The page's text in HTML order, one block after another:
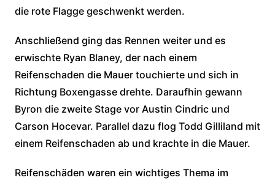
die rote Flagge geschwenkt werden.
Anschließend ging das Rennen weiter und es
erwischte Ryan Blaney, der nach einem
Reifenschaden die Mauer touchierte und sich in
Richtung Boxengasse drehte. Daraufhin gewann
Byron die zweite Stage vor Austin Cindric und
Carson Hocevar. Parallel dazu flog Todd Gilliland mit
einem Reifenschaden ab und krachte in die Mauer.
Reifenschäden waren ein wichtiges Thema im